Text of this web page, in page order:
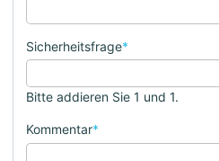
Sicherheitsfrage*
Bitte addieren Sie 1 und 1.
Kommentar*